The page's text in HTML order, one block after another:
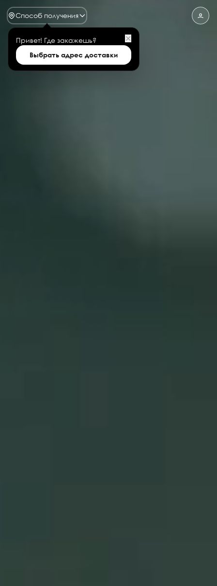
Способ получения
Привет! Где закажешь? ✕
Выбрать адрес доставки